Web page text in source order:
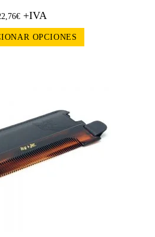
€ +IVA
OPCIONES